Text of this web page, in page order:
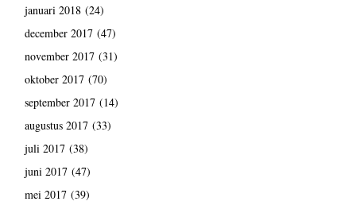
januari 2018(24)
december 2017(47)
november 2017(31)
oktober 2017(70)
september 2017(14)
augustus 2017(33)
juli 2017(38)
juni 2017(47)
mei 2017(39)